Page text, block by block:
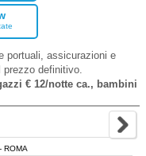
portuali, assicurazioni e
prezzo definitivo.
€ 12/notte ca., bambini
ROMA